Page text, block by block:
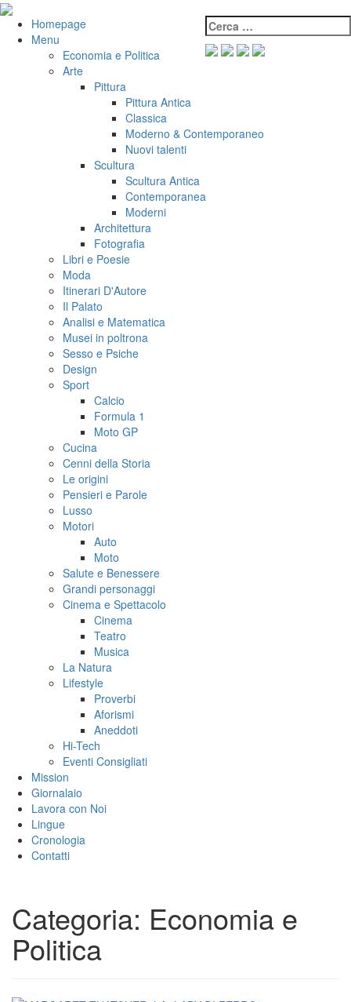
Salta
contenuto
VeniVidiVici Cerca:
Homepage
Menu
Economia e Politica
Arte
Pittura
Pittura Antica
Classica
Moderno & Contemporaneo
Nuovi talenti
Scultura
Scultura Antica
Contemporanea
Moderni
Architettura
Fotografia
Libri e Poesie
Moda
Itinerari D'Autore
Il Palato
Analisi e Matematica
Musei in poltrona
Sesso e Psiche
Design
Sport
Calcio
Formula 1
Moto GP
Cucina
Cenni della Storia
Le origini
Pensieri e Parole
Lusso
Motori
Auto
Moto
Salute e Benessere
Grandi personaggi
Cinema e Spettacolo
Cinema
Teatro
Musica
La Natura
Lifestyle
Proverbi
Aforismi
Aneddoti
Hi-Tech
Eventi Consigliati
Mission
Giornalaio
Lavora con Noi
Lingue
Cronologia
Contatti
Categoria: Economia e
Politica